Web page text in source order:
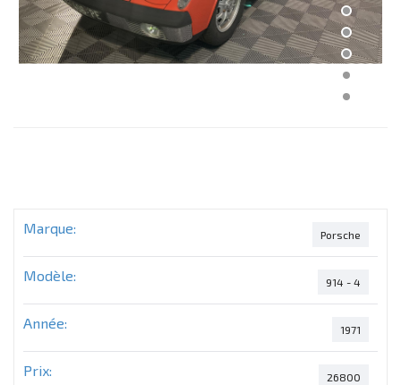
Marque: Porsche
Modèle: 914 - 4
Année: 1971
Prix: 26800